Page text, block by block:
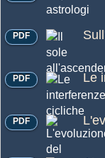
PDF
Le
PDF
PDF